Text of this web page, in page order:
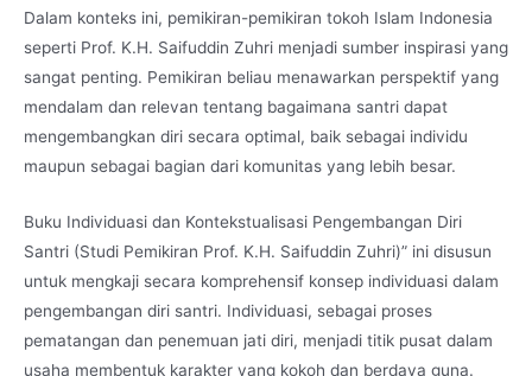
Dalam konteks ini, pemikiran-pemikiran tokoh Islam Indonesia
seperti Prof. K.H. Saifuddin Zuhri menjadi sumber inspirasi yang
sangat penting. Pemikiran beliau menawarkan perspektif yang
mendalam dan relevan tentang bagaimana santri dapat
mengembangkan diri secara optimal, baik sebagai individu
maupun sebagai bagian dari komunitas yang lebih besar.
Buku Individuasi dan Kontekstualisasi Pengembangan Diri
Santri (Studi Pemikiran Prof. K.H. Saifuddin Zuhri)” ini disusun
untuk mengkaji secara komprehensif konsep individuasi dalam
pengembangan diri santri. Individuasi, sebagai proses
pematangan dan penemuan jati diri, menjadi titik pusat dalam
usaha membentuk karakter yang kokoh dan berdaya guna.